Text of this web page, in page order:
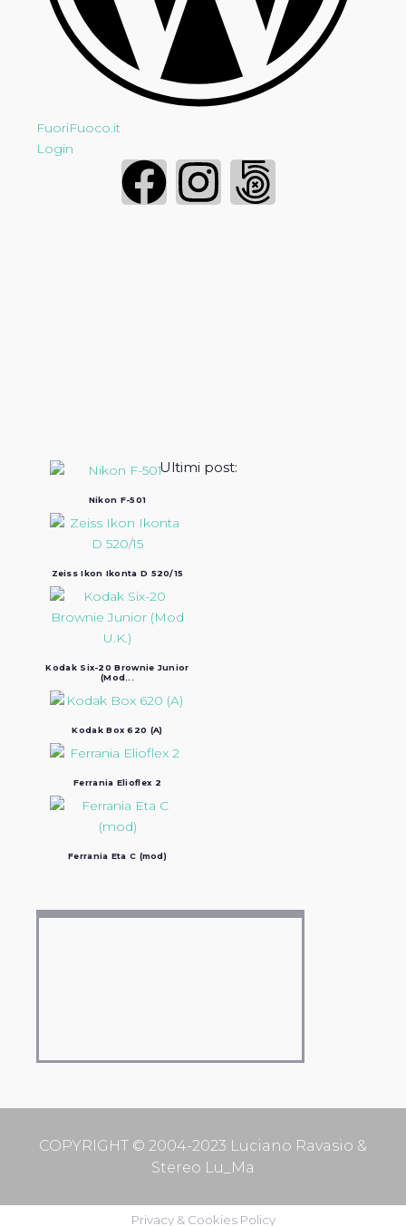
FuoriFuoco.it
Login
Ultimi post:
Nikon F-501
Zeiss Ikon Ikonta D 520/15
Kodak Six-20 Brownie Junior
(Mod...
Kodak Box 620 (A)
Ferrania Elioflex 2
Ferrania Eta C (mod)
COPYRIGHT © 2004-2023 Luciano Ravasio &
Stereo Lu_Ma
Privacy & Cookies Policy